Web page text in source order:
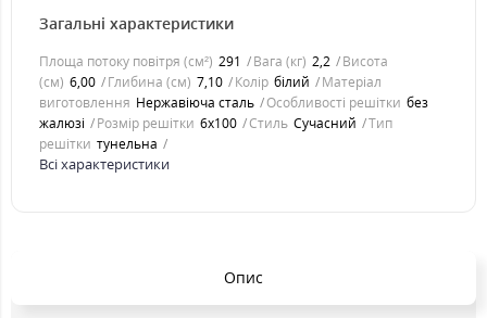
Загальні характеристики
Площа потоку повітря (см²) 291 Вага (кг) 2,2
Висота
(см) 6,00 Глибина (см) 7,10 Колір білий
Матеріал
виготовлення Нержавіюча сталь Особливості решітки без
жалюзі
Розмір решітки 6x100 Стиль Cучасний
Тип
решітки тунельна
Всі характеристики
Опис